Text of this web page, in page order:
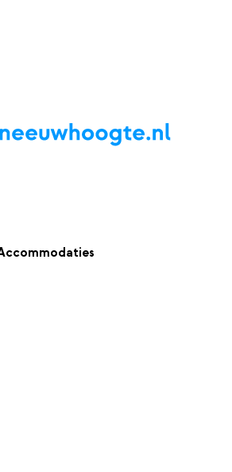
TipsReviewsLive updatesApp